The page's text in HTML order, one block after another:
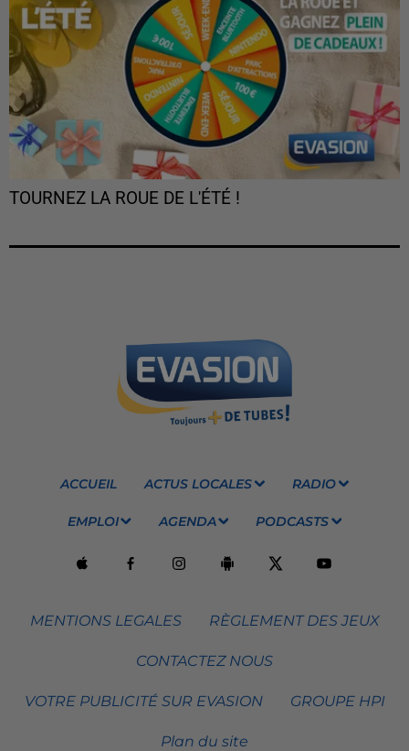
TOURNEZ LA ROUE DE L'ÉTÉ !
ACCUEIL ACTUS LOCALES RADIO
EMPLOI AGENDA PODCASTS
MENTIONS LEGALES RÈGLEMENT DES JEUX
CONTACTEZ NOUS
VOTRE PUBLICITÉ SUR EVASION GROUPE HPI
Plan du site